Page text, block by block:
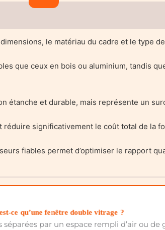
le matériau du cadre et le type
que ceux en bois ou aluminium, tandis
étanche et durable, mais représente un
significativement le coût total de la
fiables permet d’optimiser le rapport
ce qu’une fenêtre double vitrage ?
séparées par un espace rempli d’air ou